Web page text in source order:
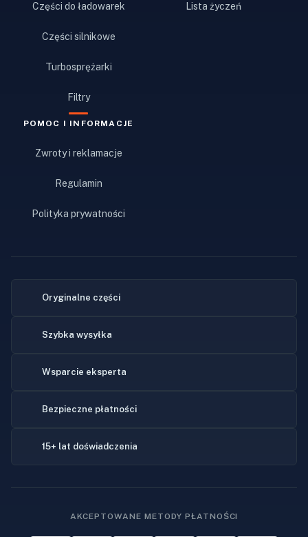
Części do ładowarek
Części silnikowe
Turbosprężarki
Filtry
Lista życzeń
POMOC I INFORMACJE
Zwroty i reklamacje
Regulamin
Polityka prywatności
Oryginalne części
Szybka wysyłka
Wsparcie eksperta
Bezpieczne płatności
15+ lat doświadczenia
AKCEPTOWANE METODY PŁATNOŚCI